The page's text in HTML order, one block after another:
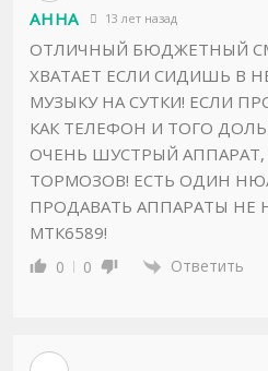
АННА 13 лет назад
ОТЛИЧНЫЙ БЮДЖЕТНЫЙ
ХВАТАЕТ ЕСЛИ СИДИШЬ В
МУЗЫКУ НА СУТКИ! ЕСЛИ
КАК ТЕЛЕФОН И ТОГО
ОЧЕНЬ ШУСТРЫЙ
ТОРМОЗОВ! ЕСТЬ ОДИН
ПРОДАВАТЬ АППАРАТЫ НЕ
МТК6589!
0 0 Ответить